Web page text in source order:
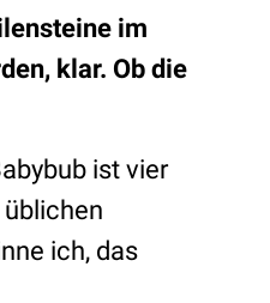
im
klar. Ob die
ist vier
ich, das